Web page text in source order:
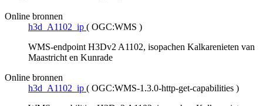
Online bronnen
h3d_A1102_ip ( OGC:WMS )
WMS-endpoint H3Dv2 A1102, isopachen Kalkarenieten van
Maastricht en Kunrade
Online bronnen
h3d_A1102_ip ( OGC:WMS-1.3.0-http-get-capabilities )